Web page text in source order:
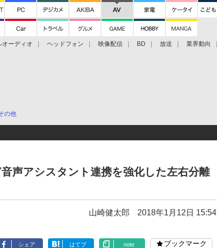
オーディオ ヘッドフォン 映像配信 BD 放送 業界動向
の他
声アシスタント連携を強化した左右分離
山崎健太郎 2018年1月12日 15:54
シェア はてブ note ブックマーク